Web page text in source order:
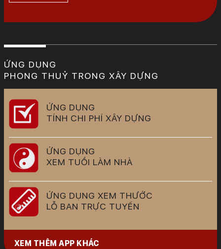
ỨNG DỤNG
PHONG THUỶ TRONG XÂY DỰNG
ỨNG DỤNG
TÍNH CHI PHÍ XÂY DỰNG
ỨNG DỤNG
XEM TUỔI LÀM NHÀ
ỨNG DỤNG XEM THƯỚC
LỖ BAN TRỰC TUYẾN
XEM THÊM APP KHÁC